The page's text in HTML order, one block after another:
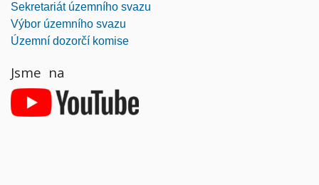
Sekretariát územního svazu
Výbor územního svazu
Územní dozorčí komise
Jsme na